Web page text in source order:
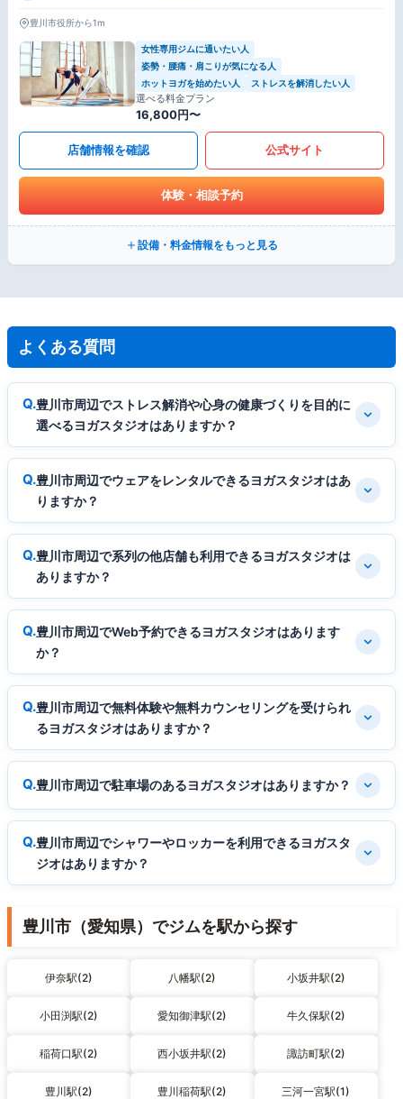
豊川市役所から1m
女性専用ジムに通いたい人
姿勢・腰痛・肩こりが気になる人
ホットヨガを始めたい人
ストレスを解消したい人
選べる料金プラン
16,800円〜
店舗情報を確認 公式サイト
体験・相談予約
設備・料金情報をもっと見る
よくある質問
豊川市周辺でストレス解消や心身の健康づくりを目的に
選べるヨガスタジオはありますか？
豊川市周辺でウェアをレンタルできるヨガスタジオはあ
りますか？
豊川市周辺で系列の他店舗も利用できるヨガスタジオは
ありますか？
豊川市周辺でWeb予約できるヨガスタジオはあります
か？
豊川市周辺で無料体験や無料カウンセリングを受けられ
るヨガスタジオはありますか？
豊川市周辺で駐車場のあるヨガスタジオはありますか？
豊川市周辺でシャワーやロッカーを利用できるヨガスタ
ジオはありますか？
豊川市（愛知県）でジムを駅から探す
伊奈駅(2) 八幡駅(2) 小坂井駅(2)
小田渕駅(2) 愛知御津駅(2) 牛久保駅(2)
稲荷口駅(2) 西小坂井駅(2) 諏訪町駅(2)
豊川駅(2) 豊川稲荷駅(2) 三河一宮駅(1)